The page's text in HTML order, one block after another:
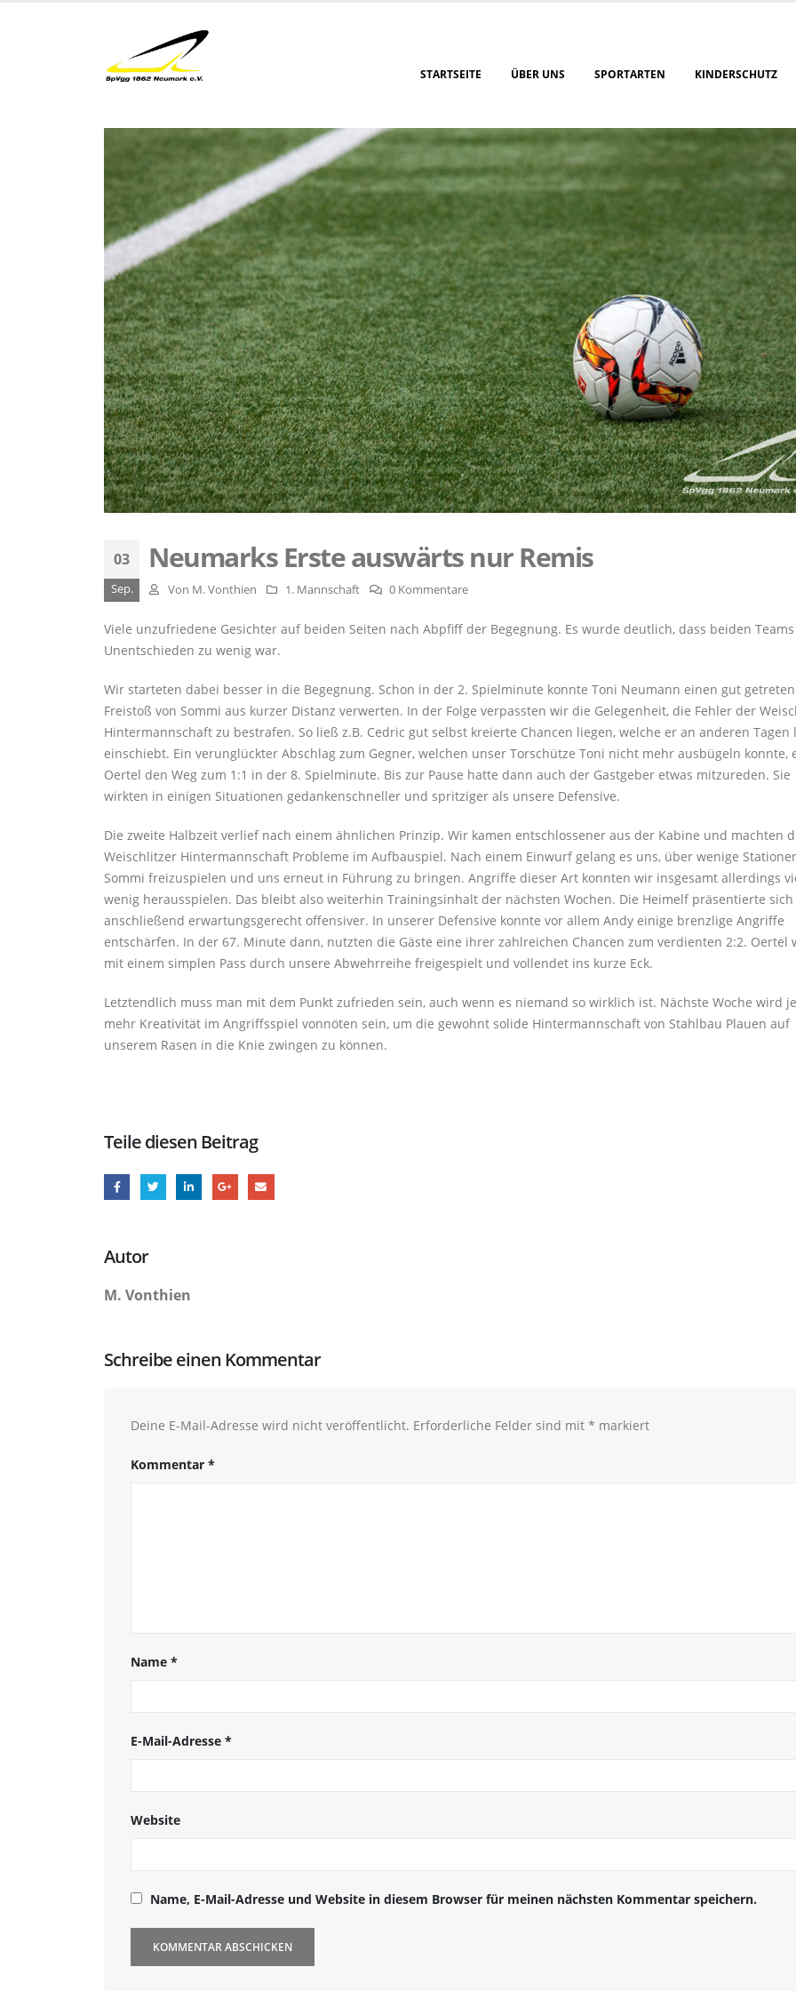
STARTSEITE ÜBER UNS SPORTARTEN KINDERSCHUTZ
03
Sep.
Neumarks Erste auswärts nur Remis
Von M. Vonthien 1. Mannschaft 0 Kommentare
Viele unzufriedene Gesichter auf beiden Seiten nach Abpfiff der Begegnung. Es wurde deutlich, dass beiden Teams
Unentschieden zu wenig war.
Wir starteten dabei besser in die Begegnung. Schon in der 2. Spielminute konnte Toni Neumann einen gut
Freistoß von Sommi aus kurzer Distanz verwerten. In der Folge verpassten wir die Gelegenheit, die Fehler der
Hintermannschaft zu bestrafen. So ließ z.B. Cedric gut selbst kreierte Chancen liegen, welche er an anderen Tagen
einschiebt. Ein verunglückter Abschlag zum Gegner, welchen unser Torschütze Toni nicht mehr ausbügeln konnte,
Oertel den Weg zum 1:1 in der 8. Spielminute. Bis zur Pause hatte dann auch der Gastgeber etwas mitzureden. Sie
wirkten in einigen Situationen gedankenschneller und spritziger als unsere Defensive.
Die zweite Halbzeit verlief nach einem ähnlichen Prinzip. Wir kamen entschlossener aus der Kabine und machten
Weischlitzer Hintermannschaft Probleme im Aufbauspiel. Nach einem Einwurf gelang es uns, über wenige
Sommi freizuspielen und uns erneut in Führung zu bringen. Angriffe dieser Art konnten wir insgesamt allerdings
wenig herausspielen. Das bleibt also weiterhin Trainingsinhalt der nächsten Wochen. Die Heimelf präsentierte sich
anschließend erwartungsgerecht offensiver. In unserer Defensive konnte vor allem Andy einige brenzlige Angriffe
entschärfen. In der 67. Minute dann, nutzten die Gäste eine ihrer zahlreichen Chancen zum verdienten 2:2. Oertel
mit einem simplen Pass durch unsere Abwehrreihe freigespielt und vollendet ins kurze Eck.
Letztendlich muss man mit dem Punkt zufrieden sein, auch wenn es niemand so wirklich ist. Nächste Woche wird
mehr Kreativität im Angriffsspiel vonnöten sein, um die gewohnt solide Hintermannschaft von Stahlbau Plauen auf
unserem Rasen in die Knie zwingen zu können.
Teile diesen Beitrag
Autor
M. Vonthien
Schreibe einen Kommentar
Deine E-Mail-Adresse wird nicht veröffentlicht. Erforderliche Felder sind mit * markiert
Kommentar *
Name *
E-Mail-Adresse *
Website
Name, E-Mail-Adresse und Website in diesem Browser für meinen nächsten Kommentar speichern.